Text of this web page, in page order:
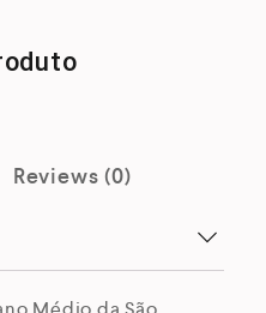
Reviews (0)